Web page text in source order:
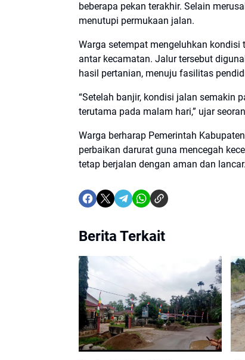
beberapa pekan terakhir. Selain
menutupi permukaan jalan.
Warga setempat mengeluhkan
antar kecamatan. Jalur tersebut
hasil pertanian, menuju fasilitas
“Setelah banjir, kondisi jalan semakin
terutama pada malam hari,” ujar
Warga berharap Pemerintah
perbaikan darurat guna mencegah
tetap berjalan dengan aman dan
Berita Terkait